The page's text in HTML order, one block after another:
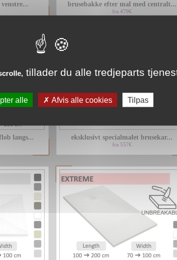
brusebakke efter mal med centralt...
fra 479€
langs... eksklusivt specialmalet brusekar...
fra 557€
tillader du alle tredjeparts
alle Afvis alle cookies Tilpas